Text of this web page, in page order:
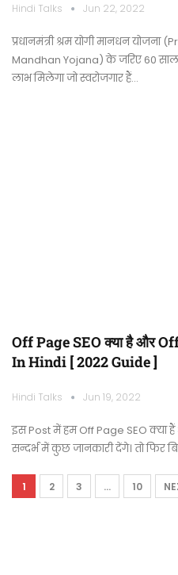
Hindi Talks Jun 22, 2022
प्रधानमंत्री श्रम योगी मानधन
Mandhan Yojana) के जरिए 60 साल
लाभ मिलेगा जो स्वरोजगार हैं…
Off Page SEO क्या है और
In Hindi [ 2022 Guide ]
Hindi Talks Jun 19, 2022
इस Post में हम Off Page SEO क्या
सन्दर्भ में कुछ जानकारी देंगे। तो फिर
1 2 3 … 10